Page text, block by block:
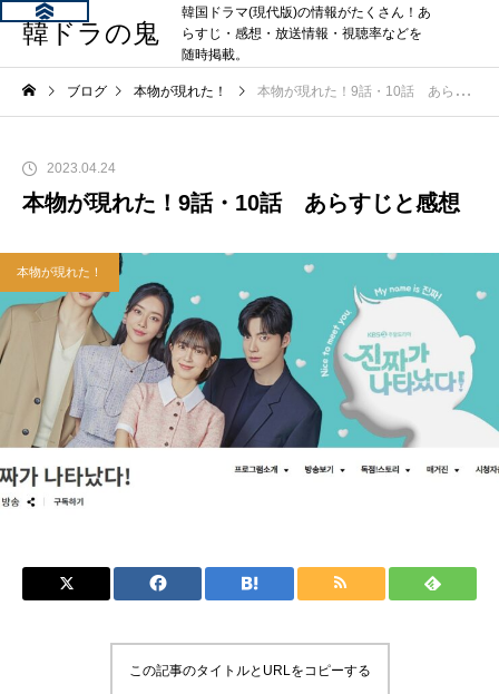
韓ドラの鬼
韓国ドラマ(現代版)の情報がたくさん！あ
らすじ・感想・放送情報・視聴率などを
随時掲載。
ブログ 本物が現れた！ 本物が現れた！9話・10話 あらすじと感想
2023.04.24
本物が現れた！9話・10話 あらすじと感想
本物が現れた！
この記事のタイトルとURLをコピーする